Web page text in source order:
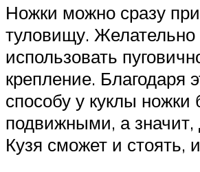
Ножки можно сразу
туловищу. Желательно
использовать
крепление. Благодаря
способу у куклы ножки
подвижными, а
Кузя сможет и стоять,